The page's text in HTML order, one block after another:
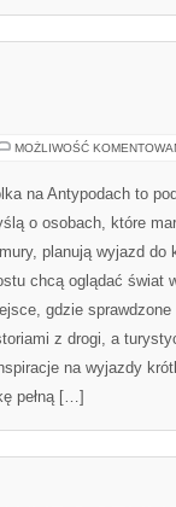
MOŻLIWOŚĆ
na Antypodach to
o osobach, które
planują wyjazd do
chcą oglądać świat
gdzie
z drogi, a
na wyjazdy
pełną […]